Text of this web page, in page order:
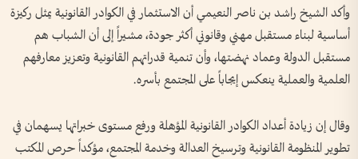
وأكد الشيخ راشد بن ناصر النعيمي أن الاستثمار في الكوادر القانونية يمثل ركيزة
أساسية لبناء مستقبل مهني وقانوني أكثر جودة، مشيراً إلى أن الشباب هم
مستقبل الدولة وعماد نهضتها، وأن تنمية قدراتهم القانونية وتعزيز معارفهم
العلمية والعملية ينعكس إيجاباً على المجتمع بأسره.
وقال إن زيادة أعداد الكوادر القانونية المؤهلة ورفع مستوى خبراتها يسهمان في
تطوير المنظومة القانونية وترسيخ العدالة وخدمة المجتمع، مؤكداً حرص المكتب